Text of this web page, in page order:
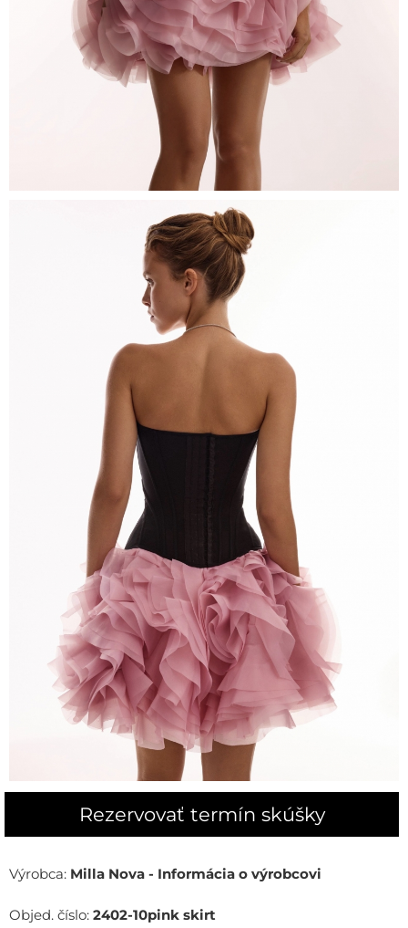
Rezervovať termín skúšky
Výrobca: Milla Nova - Informácia o výrobcovi
Objed. číslo: 2402-10pink skirt